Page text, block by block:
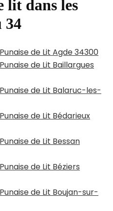
lit dans les
34
de Lit Agde 34300
de Lit Baillargues
de Lit Balaruc-les-
de Lit Bédarieux
de Lit Bessan
de Lit Béziers
de Lit Boujan-sur-